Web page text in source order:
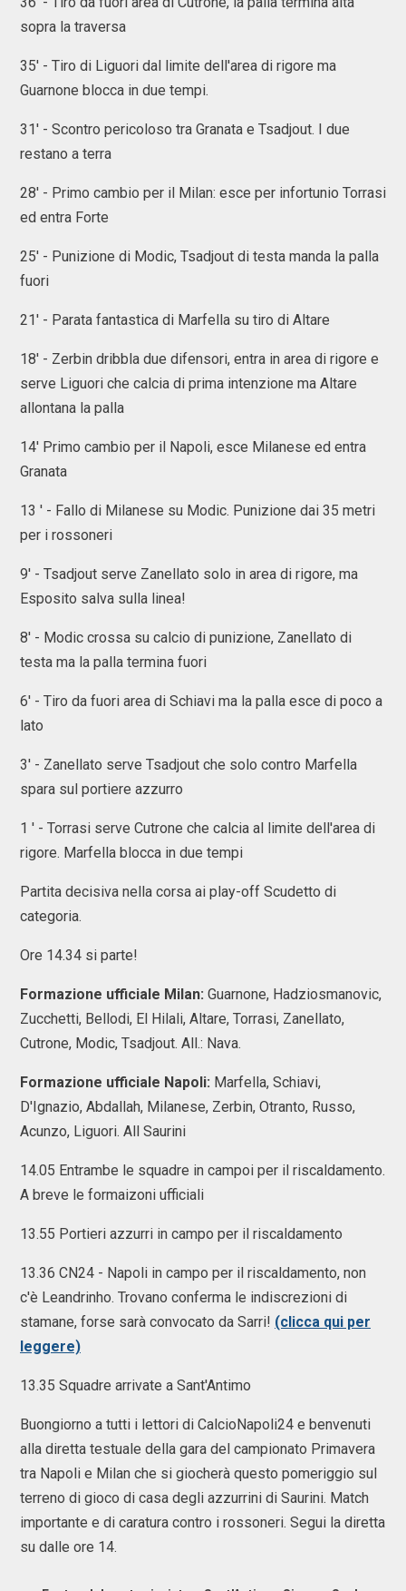
sopra la traversa
35' - Tiro di Liguori dal limite dell'area di rigore ma
Guarnone blocca in due tempi.
31' - Scontro pericoloso tra Granata e Tsadjout. I due
restano a terra
28' - Primo cambio per il Milan: esce per infortunio Torrasi
ed entra Forte
25' - Punizione di Modic, Tsadjout di testa manda la palla
fuori
21' - Parata fantastica di Marfella su tiro di Altare
18' - Zerbin dribbla due difensori, entra in area di rigore e
serve Liguori che calcia di prima intenzione ma Altare
allontana la palla
14' Primo cambio per il Napoli, esce Milanese ed entra
Granata
13 ' - Fallo di Milanese su Modic. Punizione dai 35 metri
per i rossoneri
9' - Tsadjout serve Zanellato solo in area di rigore, ma
Esposito salva sulla linea!
8' - Modic crossa su calcio di punizione, Zanellato di
testa ma la palla termina fuori
6' - Tiro da fuori area di Schiavi ma la palla esce di poco a
lato
3' - Zanellato serve Tsadjout che solo contro Marfella
spara sul portiere azzurro
1 ' - Torrasi serve Cutrone che calcia al limite dell'area di
rigore. Marfella blocca in due tempi
Partita decisiva nella corsa ai play-off Scudetto di
categoria.
Ore 14.34 si parte!
Formazione ufficiale Milan: Guarnone, Hadziosmanovic,
Zucchetti, Bellodi, El Hilali, Altare, Torrasi, Zanellato,
Cutrone, Modic, Tsadjout. All.: Nava.
Formazione ufficiale Napoli: Marfella, Schiavi,
D'Ignazio, Abdallah, Milanese, Zerbin, Otranto, Russo,
Acunzo, Liguori. All Saurini
14.05 Entrambe le squadre in campoi per il riscaldamento.
A breve le formaizoni ufficiali
13.55 Portieri azzurri in campo per il riscaldamento
13.36 CN24 - Napoli in campo per il riscaldamento, non
c'è Leandrinho. Trovano conferma le indiscrezioni di
stamane, forse sarà convocato da Sarri! (clicca qui per
leggere)
13.35 Squadre arrivate a Sant'Antimo
Buongiorno a tutti i lettori di CalcioNapoli24 e benvenuti
alla diretta testuale della gara del campionato Primavera
tra Napoli e Milan che si giocherà questo pomeriggio sul
terreno di gioco di casa degli azzurrini di Saurini. Match
importante e di caratura contro i rossoneri. Segui la diretta
su dalle ore 14.